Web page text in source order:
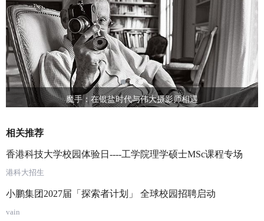
魔手：在银盐时代与伟大摄影师相遇
相关推荐
香港科技大学校园体验日----工学院理学硕士MSc课程专场
港科大招生
小鹏集团2027届「探索者计划」 全球校园招聘启动
vain